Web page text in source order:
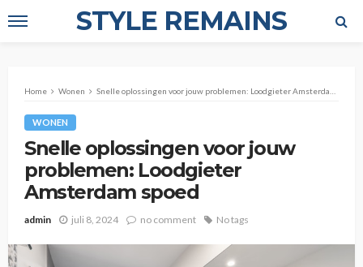
STYLE REMAINS
Home Wonen Snelle oplossingen voor jouw problemen: Loodgieter Amsterdam spoed
WONEN
Snelle oplossingen voor jouw
problemen: Loodgieter
Amsterdam spoed
admin juli 8, 2024 no comment No tags